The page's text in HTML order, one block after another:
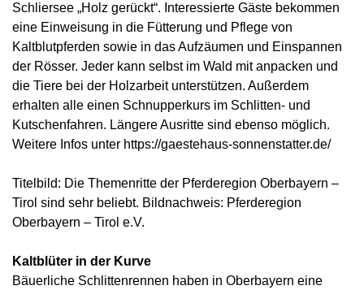
Schliersee „Holz gerückt“. Interessierte Gäste bekommen
eine Einweisung in die Fütterung und Pflege von
Kaltblutpferden sowie in das Aufzäumen und Einspannen
der Rösser. Jeder kann selbst im Wald mit anpacken und
die Tiere bei der Holzarbeit unterstützen. Außerdem
erhalten alle einen Schnupperkurs im Schlitten- und
Kutschenfahren. Längere Ausritte sind ebenso möglich.
Weitere Infos unter https://gaestehaus-sonnenstatter.de/
Titelbild: Die Themenritte der Pferderegion Oberbayern –
Tirol sind sehr beliebt. Bildnachweis: Pferderegion
Oberbayern – Tirol e.V.
Kaltblüter in der Kurve
Bäuerliche Schlittenrennen haben in Oberbayern eine